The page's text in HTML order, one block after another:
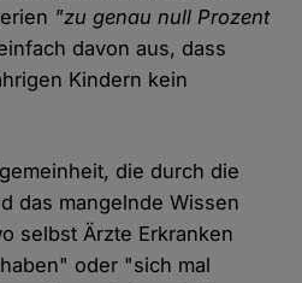
"zu genau null Prozent
davon aus, dass
Kindern kein
die durch die
das mangelnde Wissen
selbst Ärzte Erkranken
oder "sich mal